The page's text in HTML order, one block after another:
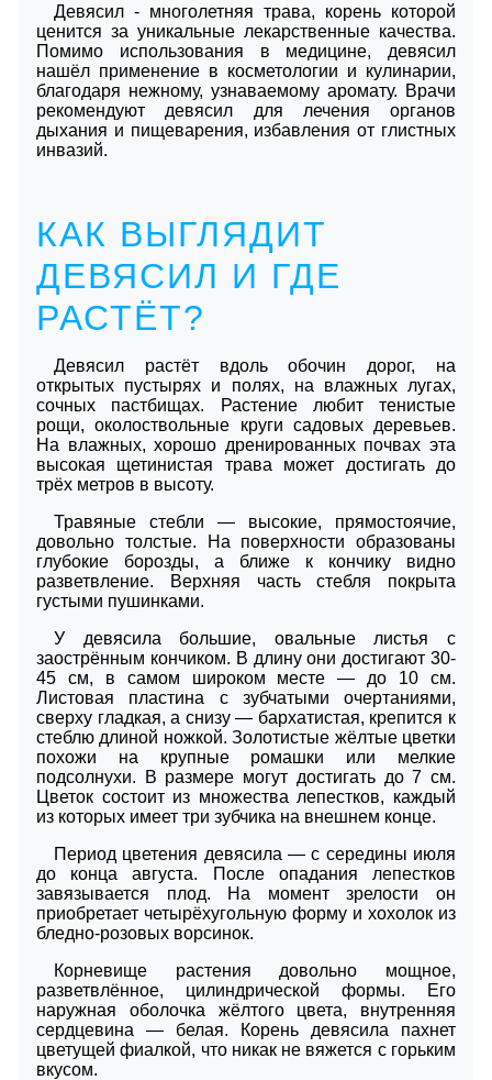
Девясил - многолетняя трава, корень которой
ценится за уникальные лекарственные качества.
Помимо использования в медицине, девясил
нашёл применение в косметологии и кулинарии,
благодаря нежному, узнаваемому аромату. Врачи
рекомендуют девясил для лечения органов
дыхания и пищеварения, избавления от глистных
инвазий.
КАК ВЫГЛЯДИТ
ДЕВЯСИЛ И ГДЕ
РАСТЁТ?
Девясил растёт вдоль обочин дорог, на
открытых пустырях и полях, на влажных лугах,
сочных пастбищах. Растение любит тенистые
рощи, околоствольные круги садовых деревьев.
На влажных, хорошо дренированных почвах эта
высокая щетинистая трава может достигать до
трёх метров в высоту.
Травяные стебли — высокие, прямостоячие,
довольно толстые. На поверхности образованы
глубокие борозды, а ближе к кончику видно
разветвление. Верхняя часть стебля покрыта
густыми пушинками.
У девясила большие, овальные листья с
заострённым кончиком. В длину они достигают 30-
45 см, в самом широком месте — до 10 см.
Листовая пластина с зубчатыми очертаниями,
сверху гладкая, а снизу — бархатистая, крепится к
стеблю длиной ножкой. Золотистые жёлтые цветки
похожи на крупные ромашки или мелкие
подсолнухи. В размере могут достигать до 7 см.
Цветок состоит из множества лепестков, каждый
из которых имеет три зубчика на внешнем конце.
Период цветения девясила — с середины июля
до конца августа. После опадания лепестков
завязывается плод. На момент зрелости он
приобретает четырёхугольную форму и хохолок из
бледно-розовых ворсинок.
Корневище растения довольно мощное,
разветвлённое, цилиндрической формы. Его
наружная оболочка жёлтого цвета, внутренняя
сердцевина — белая. Корень девясила пахнет
цветущей фиалкой, что никак не вяжется с горьким
вкусом.